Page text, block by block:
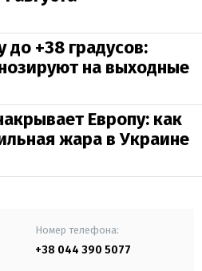
до +38 градусов:
на выходные
Европу: как
жара в Украине
Номер телефона:
+38 044 390 5077